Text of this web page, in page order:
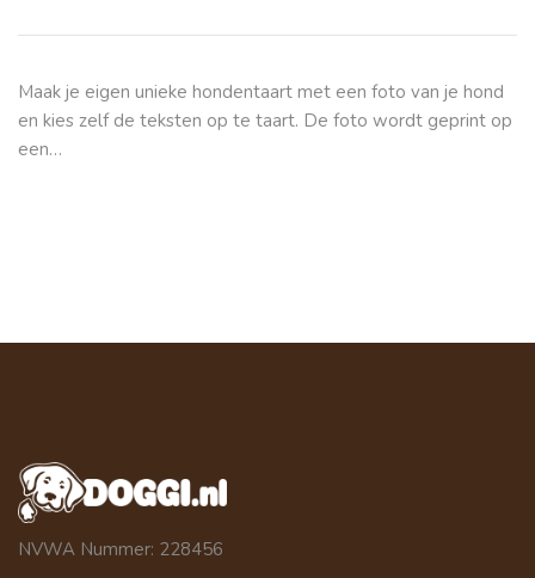
Maak je eigen unieke hondentaart met een foto van je hond
en kies zelf de teksten op te taart. De foto wordt geprint op
een…
NVWA Nummer: 228456